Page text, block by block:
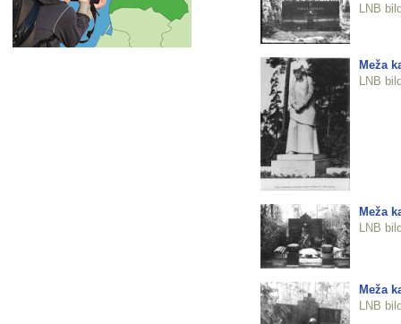
LNB
Meža
LNB
Meža
LNB
Meža
LNB